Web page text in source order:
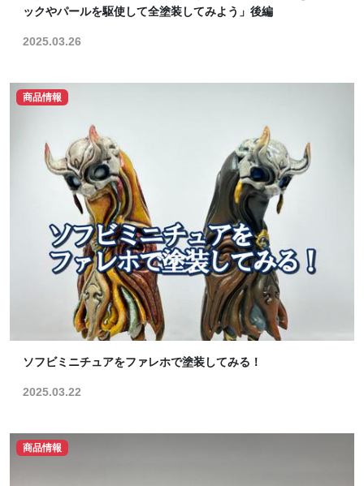
ックやパールを駆使して全塗装してみよう」後編
2025.03.26
商品情報
ソフビミニチュアをファレホで塗装してみる！
2025.03.22
商品情報